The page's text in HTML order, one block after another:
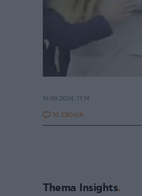
16.08.2024, 17:14
10 ΣΧΟΛΙΑ
Thema Insights